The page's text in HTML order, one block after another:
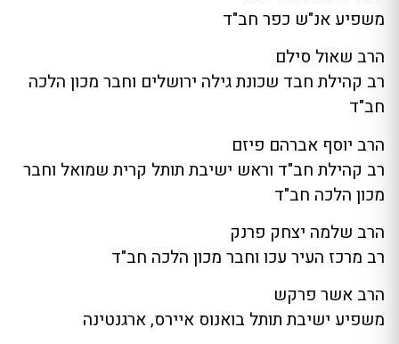
משפיע אנ"ש כפר חב"ד
הרב שאול סילם
רב קהילת חבד שכונת גילה ירושלים וחבר מכון הלכה
חב"ד
הרב יוסף אברהם פיזם
רב קהילת חב"ד וראש ישיבת תותל קרית שמואל וחבר
מכון הלכה חב"ד
הרב שלמה יצחק פרנק
רב מרכז העיר עכו וחבר מכון הלכה חב"ד
הרב אשר פרקש
משפיע ישיבת תותל בואנוס איירס, ארגנטינה